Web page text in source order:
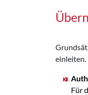
einleiten.
Für